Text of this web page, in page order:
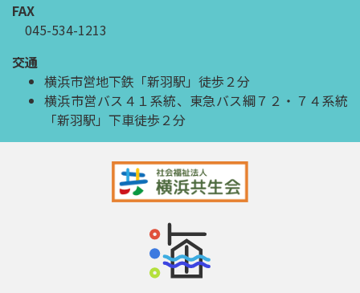
FAX
045-534-1213
交通
横浜市営地下鉄「新羽駅」徒歩２分
横浜市営バス４１系統、東急バス綱７２・７４系統
「新羽駅」下車徒歩２分